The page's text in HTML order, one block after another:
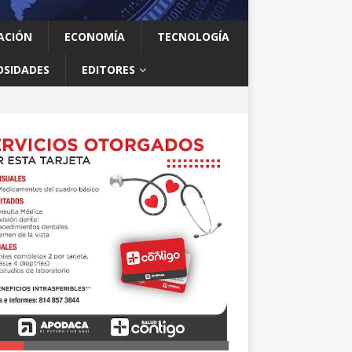
ECONOMÍA TECNOLOGÍA
EDITORES